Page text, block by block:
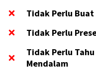
Tidak Perlu
Tidak Perlu
Tidak Perlu
Mendalam